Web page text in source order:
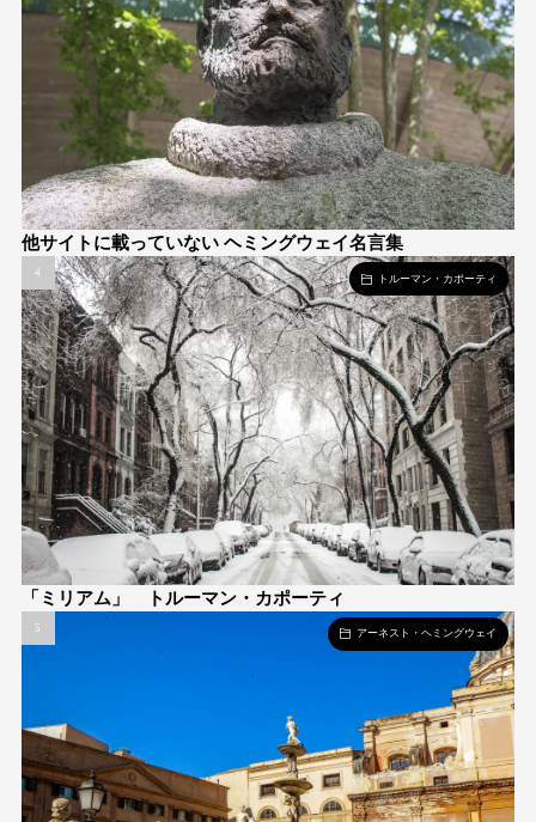
他サイトに載っていない ヘミングウェイ名言集
トルーマン・カポーティ
「ミリアム」 トルーマン・カポーティ
アーネスト・ヘミングウェイ